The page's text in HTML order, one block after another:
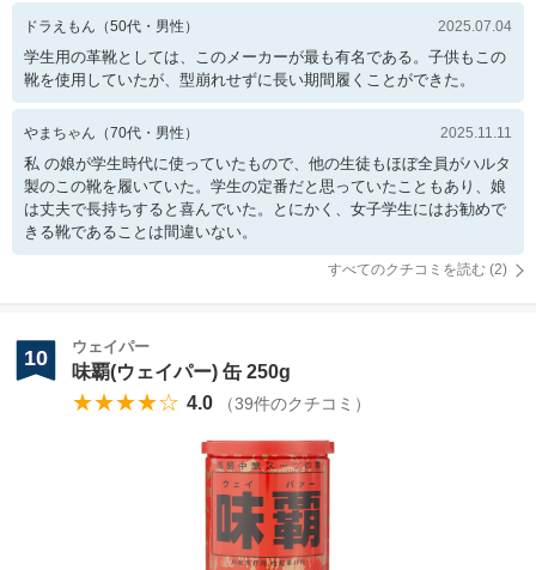
ドラえもん （50代・ 男性 ） 2025.07.04
学生用の革靴としては、このメーカーが最も有名である。子供もこの
靴を使用していたが、型崩れせずに長い期間履くことができた。
やまちゃん （70代・ 男性 ） 2025.11.11
私 の娘が学生時代に使っていたもので、他の生徒もほぼ全員がハルタ
製のこの靴を履いていた。学生の定番だと思っていたこともあり、娘
は丈夫で長持ちすると喜んでいた。とにかく、女子学生にはお勧めで
きる靴であることは間違いない。
すべてのクチコミを読む (2)
10 ウェイパー
味覇(ウェイパー) 缶 250g
★★★★☆ 4.0 （39件のクチコミ）